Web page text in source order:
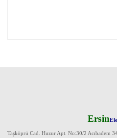
Ersin
Taşköprü Cad. Huzur Apt. No:30/2 Acıbadem